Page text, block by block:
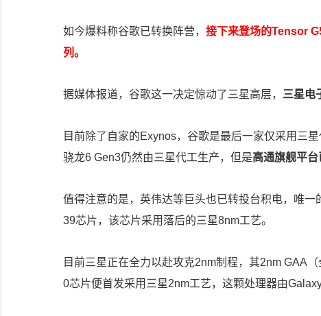
如今爆料称谷歌已转换阵营， 接下来登场的Tensor
列。
据媒体报道，谷歌这一决定惊动了三星高层， 三星电
目前除了自家的Exynos，谷歌是最后一家仅采用三
骁龙6 Gen3仍然由三星代工生产，但是高通旗舰平台
值得注意的是，英伟达等巨头也已转投台积电，唯
39芯片，该芯片采用落后的三星8nm工艺。
目前三星正在全力以赴攻克2nm制程，其2nm GAA
0芯片便首发采用三星2nm工艺，这颗处理器由